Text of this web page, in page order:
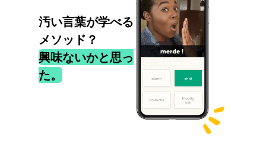
汚い言葉が学べる
メソッド？
興味ないかと思っ
た。